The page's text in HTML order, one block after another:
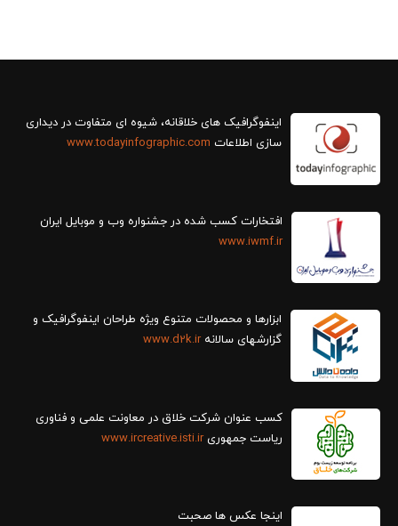
سازی اطلاعات www.todayinfographic.com
افتخارات کسب شده در جشنواره وب و موبایل ایران
www.iwmf.ir
ابزارها و محصولات متنوع ویژه طراحان اینفوگرافیک و
گزارش‎های سالانه
www.d2k.ir
کسب عنوان شرکت خلاق در معاونت علمی و فناوری
ریاست جمهوریwww.ircreative.isti.ir
اینجا عکس ها صحبت